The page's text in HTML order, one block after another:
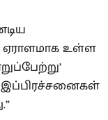
ஏராளமாக உள்ள
இப்பிரச்சனைகள்